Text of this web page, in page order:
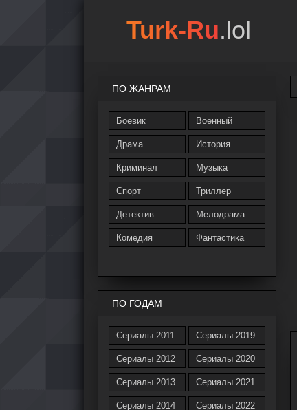
ПО ЖАНРАМ
Боевик
Драма
Криминал
Спорт
Детектив
Комедия
Военный
История
Музыка
Триллер
Мелодрама
Фантастика
ПО ГОДАМ
Сериалы 2011
Сериалы 2012
Сериалы 2013
Сериалы 2014
Сериалы 2019
Сериалы 2020
Сериалы 2021
Сериалы 2022
Turk-Ru.lol